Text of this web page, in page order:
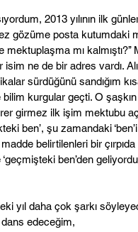
2013 yılının ilk
gözüme posta kutumdaki
mektuplaşma mı
isim ne de bir adres vardı.
sürdüğünü sandığım
bilim kurgular geçti. O
girmez ilk işim mektubu
ben’, şu zamandaki
belirtilenleri bir
ben’den
yıl daha çok şarkı
edeceğim,